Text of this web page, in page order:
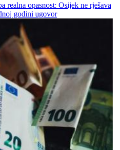
realna opasnost: Osijek ne rješava
godini ugovor